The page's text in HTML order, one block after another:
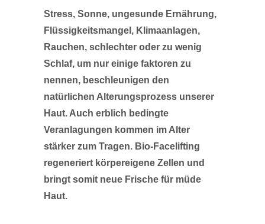
Stress, Sonne, ungesunde Ernährung,
Flüssigkeitsmangel, Klimaanlagen,
Rauchen, schlechter oder zu wenig
Schlaf, um nur einige faktoren zu
nennen, beschleunigen den
natürlichen Alterungsprozess unserer
Haut. Auch erblich bedingte
Veranlagungen kommen im Alter
stärker zum Tragen. Bio-Facelifting
regeneriert körpereigene Zellen und
bringt somit neue Frische für müde
Haut.